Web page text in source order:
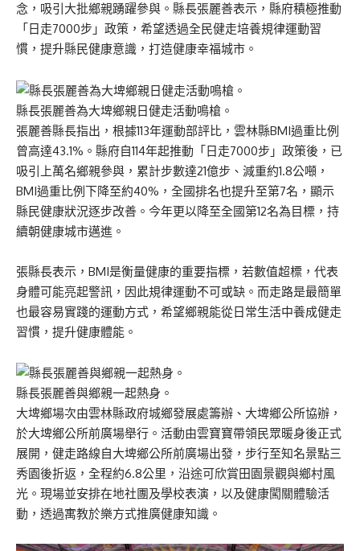
念，吸引大批鄉親踴躍參與。縣長張麗善表示，縣府積極推動
「日走7000步」政策，希望透過全民健走培養規律運動習
慣，提升縣民健康意識，打造健康幸福城市。
縣長張麗善為大埤鄉親日健走活動鳴槍。
張麗善縣長指出，根據113年運動部評比，雲林縣BMI過重比例
曾高達43.1%。縣府自114年起推動「日走7000步」政策後，已
吸引上萬名鄉親參與，累計步數達21億步、減重約1.8公噸，
BMI過重比例下降至約40%，全國排名也提升至第7名，顯示
縣民健康狀況逐步改善。今年更以降至全國第12名為目標，持
續朝健康城市邁進。
張縣長表示，BMI是衡量健康的重要指標，若數值超標，代表
身體可能亮起警訊，因此規律運動不可或缺。而走路是最簡單
也最容易實踐的運動方式，希望鄉親能從日常生活中養成健走
習慣，提升健康體能。
縣長張麗善與鄉親一起熱身。
大埤鄉場次由雲林縣政府城鄉發展處籌辦、大埤鄉公所協辦，
於大埤鄉公所前廣場舉行。活動由雲寶寶帶領民眾暖身後正式
展開，健走路線自大埤鄉公所前廣場出發，步行至知名景點三
秀園後折返，全程約6.8公里，沿途可欣賞田園景觀與鄉村風
光。現場並安排在地社團及學校表演，以及健康闖關體驗活
動，透過寓教於樂方式推廣健康知識。